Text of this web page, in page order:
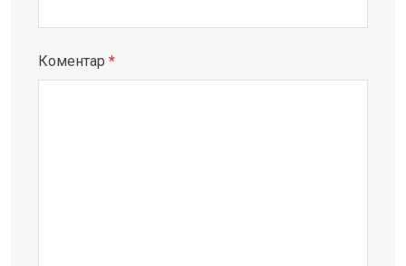
Коментар *